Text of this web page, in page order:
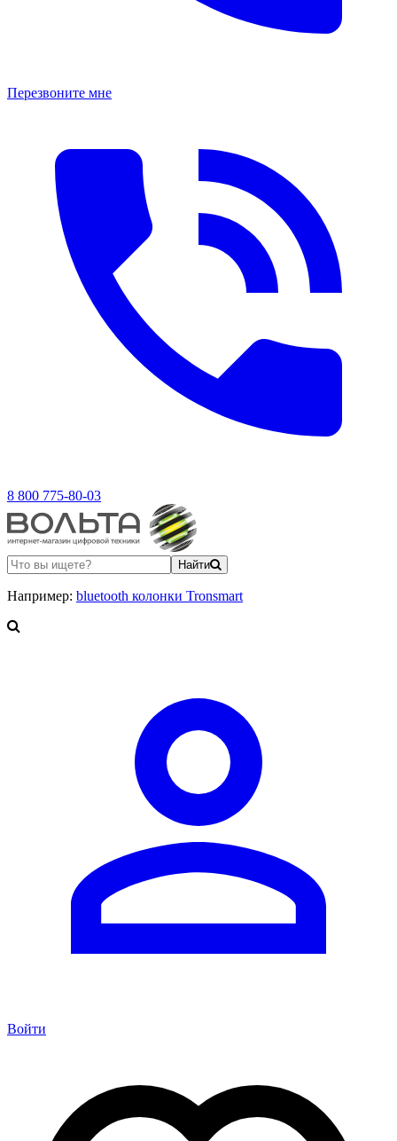
Перезвоните мне
8 800 775-80-03
Найти
Например: bluetooth колонки Tronsmart
Войти